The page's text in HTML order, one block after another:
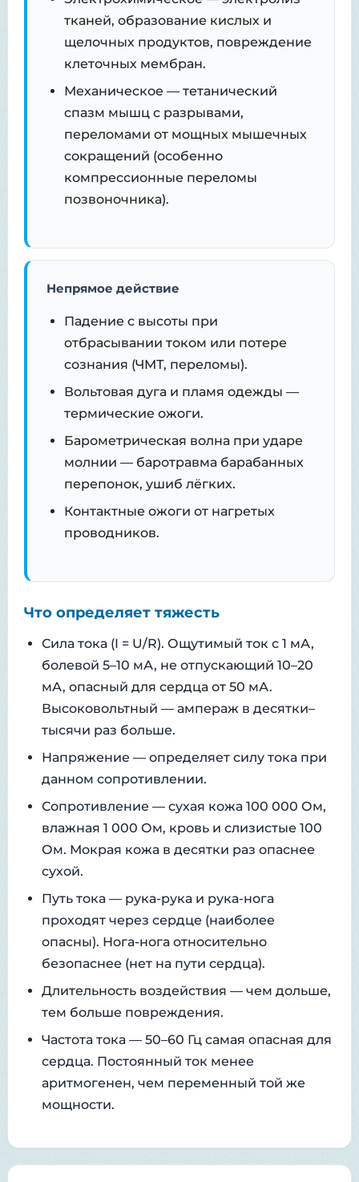
тканей, образование кислых и
щелочных продуктов, повреждение
клеточных мембран.
Механическое — тетанический
спазм мышц с разрывами,
переломами от мощных мышечных
сокращений (особенно
компрессионные переломы
позвоночника).
Непрямое действие
Падение с высоты при
отбрасывании током или потере
сознания (ЧМТ, переломы).
Вольтовая дуга и пламя одежды —
термические ожоги.
Барометрическая волна при ударе
молнии — баротравма барабанных
перепонок, ушиб лёгких.
Контактные ожоги от нагретых
проводников.
Что определяет тяжесть
Сила тока (I = U/R). Ощутимый ток с 1 мА,
болевой 5–10 мА, не отпускающий 10–20
мА, опасный для сердца от 50 мА.
Высоковольтный — ампераж в десятки–
тысячи раз больше.
Напряжение — определяет силу тока при
данном сопротивлении.
Сопротивление — сухая кожа 100 000 Ом,
влажная 1 000 Ом, кровь и слизистые 100
Ом. Мокрая кожа в десятки раз опаснее
сухой.
Путь тока — рука-рука и рука-нога
проходят через сердце (наиболее
опасны). Нога-нога относительно
безопаснее (нет на пути сердца).
Длительность воздействия — чем дольше,
тем больше повреждения.
Частота тока — 50–60 Гц самая опасная для
сердца. Постоянный ток менее
аритмогенен, чем переменный той же
мощности.